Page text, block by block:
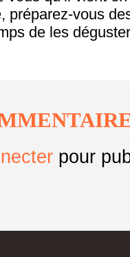
préparez-vous
de les
pour